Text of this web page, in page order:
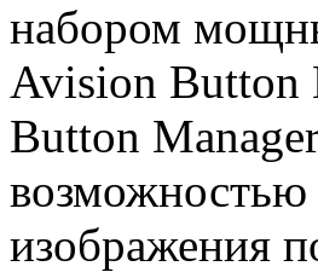
набором
Avision Button
Button
возможностью
изображения